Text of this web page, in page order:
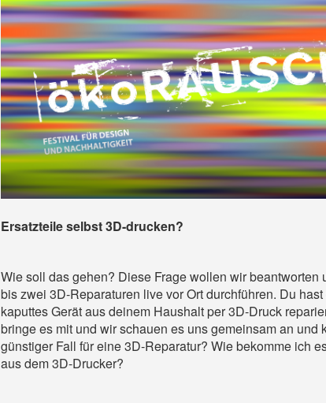
Ersatzteile selbst 3D-drucken?
Wie soll das gehen? Diese Frage wollen wir beantworten
bis zwei 3D-Reparaturen live vor Ort durchführen. Du
kaputtes Gerät aus deinem Haushalt per 3D-Druck
bringe es mit und wir schauen es uns gemeinsam an und
günstiger Fall für eine 3D-Reparatur? Wie bekomme ich
aus dem 3D-Drucker?